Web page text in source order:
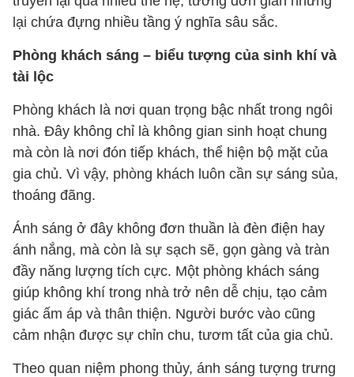
lại chứa đựng nhiều tầng ý nghĩa sâu sắc.
Phòng khách sáng – biểu tượng của sinh khí và
tài lộc
Phòng khách là nơi quan trọng bậc nhất trong ngôi
nhà. Đây không chỉ là không gian sinh hoạt chung
mà còn là nơi đón tiếp khách, thể hiện bộ mặt của
gia chủ. Vì vậy, phòng khách luôn cần sự sáng sủa,
thoáng đãng.
Ánh sáng ở đây không đơn thuần là đèn điện hay
ánh nắng, mà còn là sự sạch sẽ, gọn gàng và tràn
đầy năng lượng tích cực. Một phòng khách sáng
giúp không khí trong nhà trở nên dễ chịu, tạo cảm
giác ấm áp và thân thiện. Người bước vào cũng
cảm nhận được sự chỉn chu, tươm tất của gia chủ.
Theo quan niệm phong thủy, ánh sáng tượng trưng